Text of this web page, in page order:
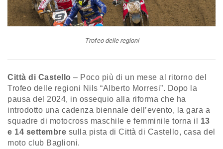
Trofeo delle regioni
Città di Castello – Poco più di un mese al ritorno del
Trofeo delle regioni Nils “Alberto Morresi”. Dopo la
pausa del 2024, in ossequio alla riforma che ha
introdotto una cadenza biennale dell’evento, la gara a
squadre di motocross maschile e femminile torna il 13
e 14 settembre sulla pista di Città di Castello, casa del
moto club Baglioni.